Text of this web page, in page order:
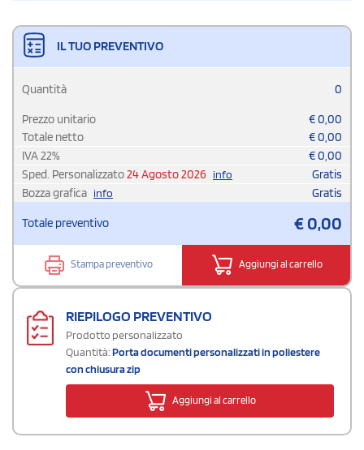
IL TUO PREVENTIVO
Quantità 0
Prezzo unitario €0,00
Totale netto
€0,00
IVA22% €0,00
Sped. Personalizzato24 Agosto 2026 info
Gratis
Bozza grafica info Gratis
Totale preventivo €0,00
Stampa preventivo Aggiungi al carrello
RIEPILOGO PREVENTIVO
Prodotto personalizzato
Quantità:Porta documenti personalizzati in poliestere
con chiusura zip
Aggiungi al carrello